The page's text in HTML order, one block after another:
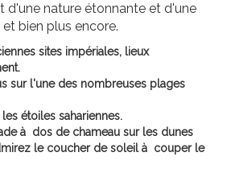
d'une nature étonnante et d'une
bien plus encore.
sites impériales, lieux
sur l'une des nombreuses plages
étoiles sahariennes.
à dos de chameau sur les dunes
le coucher de soleil à couper le